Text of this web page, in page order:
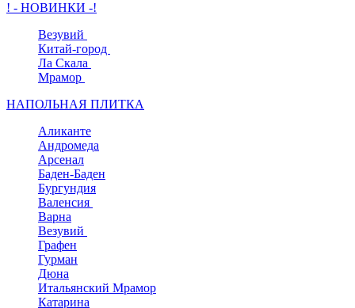
! - НОВИНКИ -!
Везувий
Китай-город
Ла Скала
Мрамор
НАПОЛЬНАЯ ПЛИТКА
Аликанте
Андромеда
Арсенал
Баден-Баден
Бургундия
Валенсия
Варна
Везувий
Графен
Гурман
Дюна
Итальянский Мрамор
Катарина